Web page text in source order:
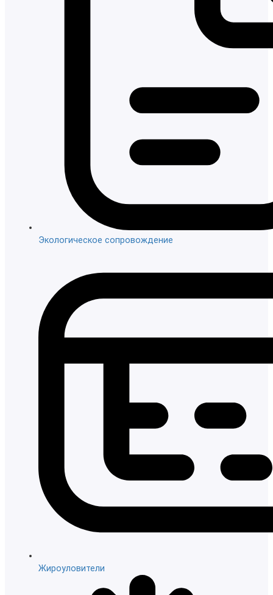
Экологическое сопровождение
Жироуловители